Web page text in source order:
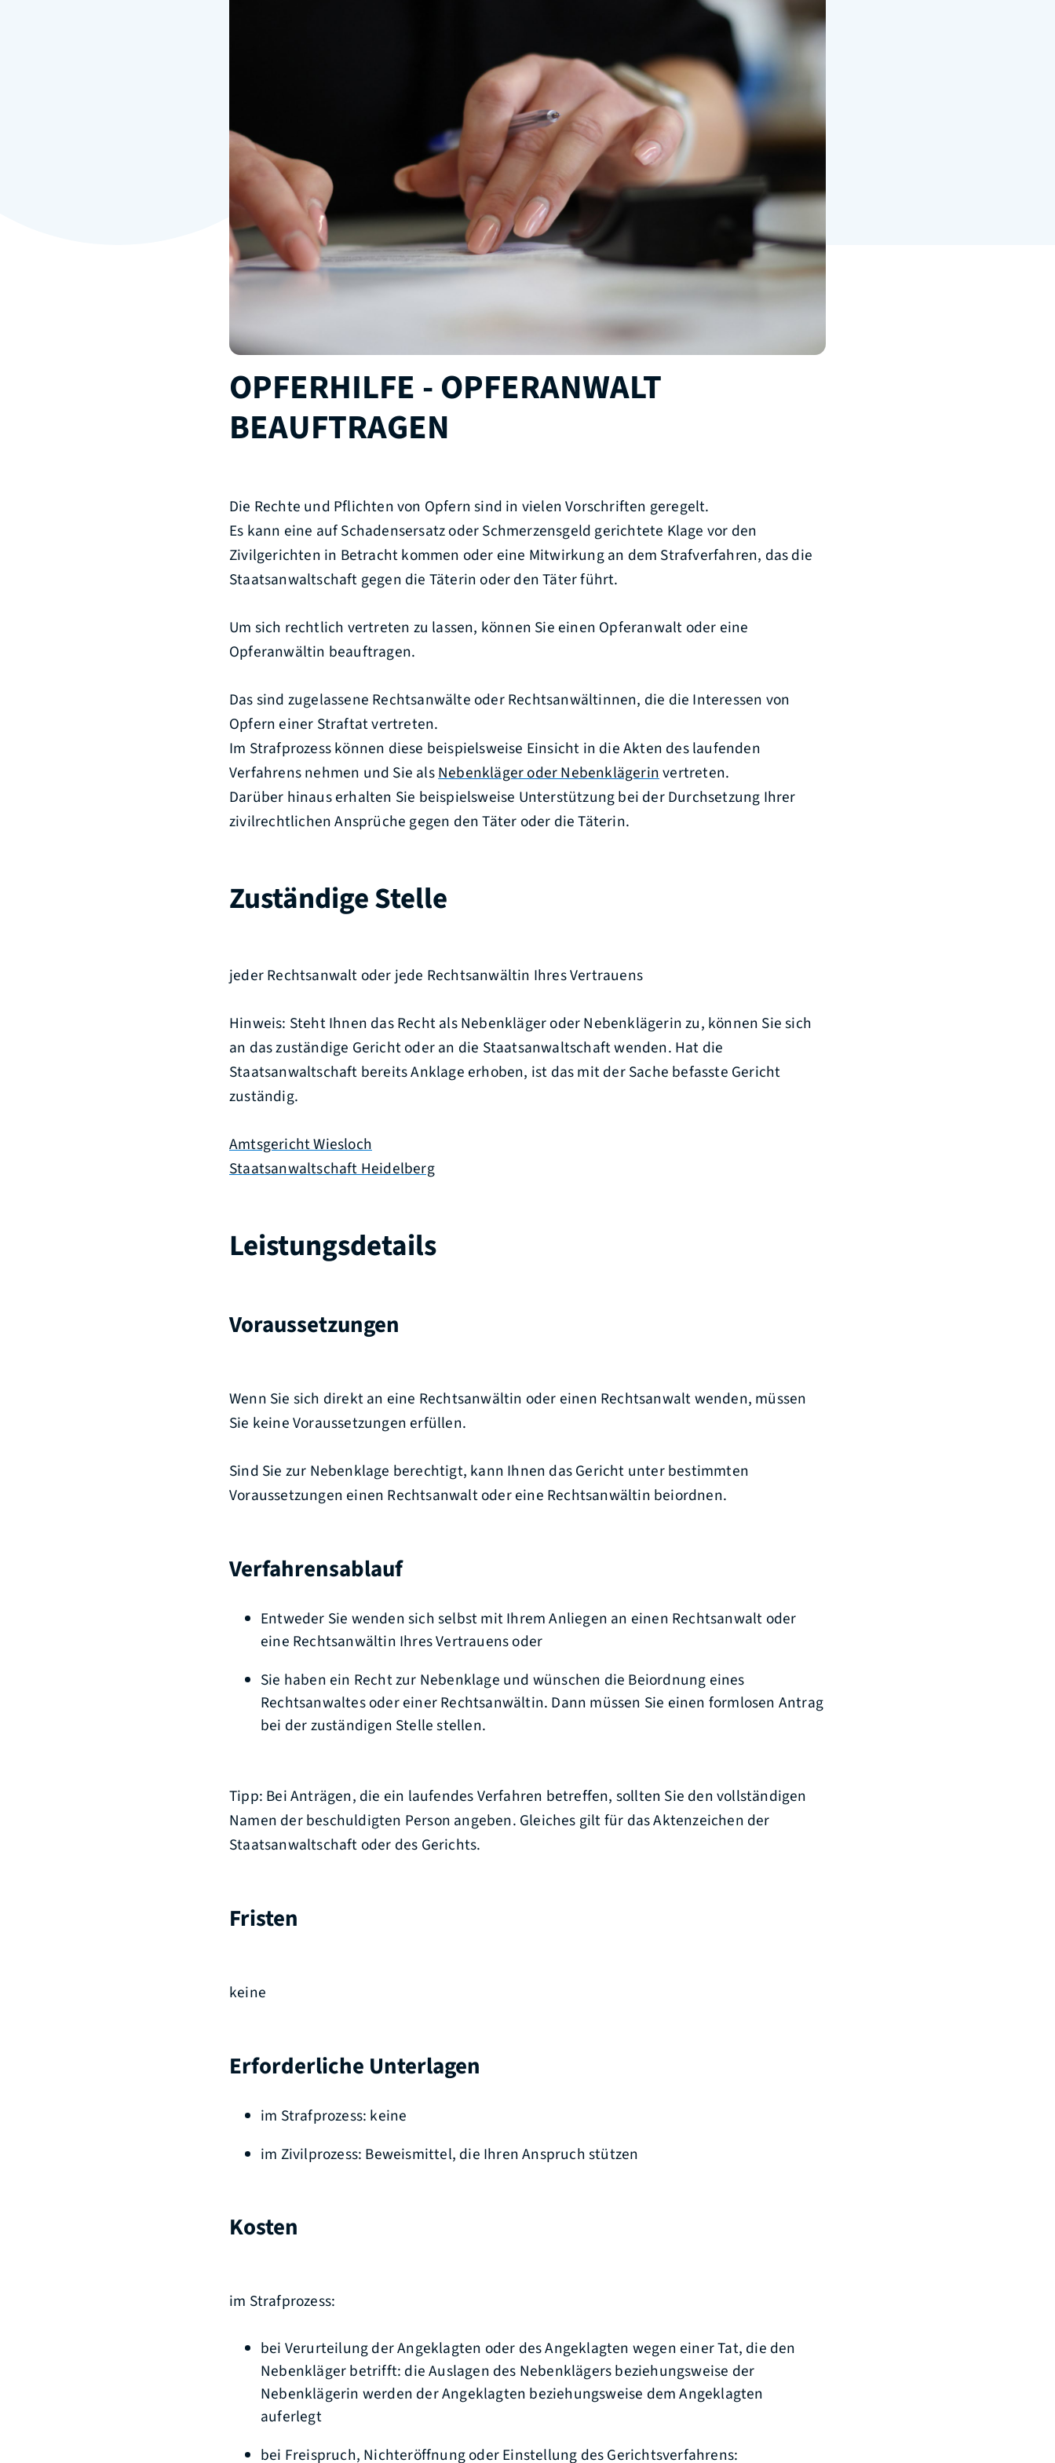
OPFERHILFE - OPFERANWALT
BEAUFTRAGEN
Die Rechte und Pflichten von Opfern sind in vielen Vorschriften geregelt.
Es kann eine auf Schadensersatz oder Schmerzensgeld gerichtete Klage vor den
Zivilgerichten in Betracht kommen oder eine Mitwirkung an dem Strafverfahren, das die
Staatsanwaltschaft gegen die Täterin oder den Täter führt.
Um sich rechtlich vertreten zu lassen, können Sie einen Opferanwalt oder eine
Opferanwältin beauftragen.
Das sind zugelassene Rechtsanwälte oder Rechtsanwältinnen, die die Interessen von
Opfern einer Straftat vertreten.
Im Strafprozess können diese beispielsweise Einsicht in die Akten des laufenden
Verfahrens nehmen und Sie alsNebenkläger oder Nebenklägerinvertreten.
Darüber hinaus erhalten Sie beispielsweise Unterstützung bei der Durchsetzung Ihrer
zivilrechtlichen Ansprüche gegen den Täter oder die Täterin.
Zuständige Stelle
jeder Rechtsanwalt oder jede Rechtsanwältin Ihres Vertrauens
Hinweis: Steht Ihnen das Recht als Nebenkläger oder Nebenklägerin zu, können Sie sich
an das zuständige Gericht oder an die Staatsanwaltschaft wenden. Hat die
Staatsanwaltschaft bereits Anklage erhoben, ist das mit der Sache befasste Gericht
zuständig.
Amtsgericht Wiesloch
Staatsanwaltschaft Heidelberg
Leistungsdetails
Voraussetzungen
Wenn Sie sich direkt an eine Rechtsanwältin oder einen Rechtsanwalt wenden, müssen
Sie keine Voraussetzungen erfüllen.
Sind Sie zur Nebenklage berechtigt, kann Ihnen das Gericht unter bestimmten
Voraussetzungen einen Rechtsanwalt oder eine Rechtsanwältin beiordnen.
Verfahrensablauf
Entweder Sie wenden sich selbst mit Ihrem Anliegen an einen Rechtsanwalt oder
eine Rechtsanwältin Ihres Vertrauens oder
Sie haben ein Recht zur Nebenklage und wünschen die Beiordnung eines
Rechtsanwaltes oder einer Rechtsanwältin. Dann müssen Sie einen formlosen Antrag
bei der zuständigen Stelle stellen.
Tipp: Bei Anträgen, die ein laufendes Verfahren betreffen, sollten Sie den vollständigen
Namen der beschuldigten Person angeben. Gleiches gilt für das Aktenzeichen der
Staatsanwaltschaft oder des Gerichts.
Fristen
keine
Erforderliche Unterlagen
im Strafprozess: keine
im Zivilprozess: Beweismittel, die Ihren Anspruch stützen
Kosten
im Strafprozess:
bei Verurteilung der Angeklagten oder des Angeklagten wegen einer Tat, die den
Nebenkläger betrifft: die Auslagen des Nebenklägers beziehungsweise der
Nebenklägerin werden der Angeklagten beziehungsweise dem Angeklagten
auferlegt
bei Freispruch, Nichteröffnung oder Einstellung des Gerichtsverfahrens: